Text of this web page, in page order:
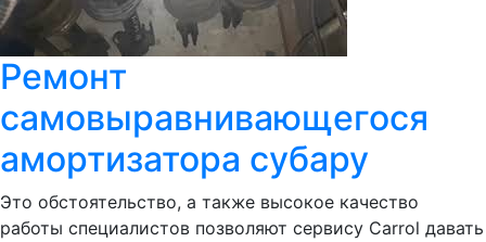
Ремонт
самовыравнивающегося
амортизатора субару
Это обстоятельство, а также высокое качество
работы специалистов позволяют сервису Сarrol давать